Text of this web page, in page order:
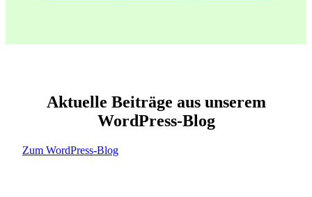
Aktuelle Beiträge aus unserem
WordPress-Blog
Zum WordPress-Blog